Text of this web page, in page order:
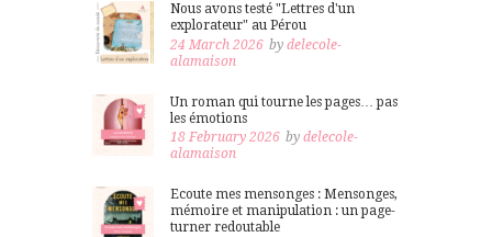
Nous avons testé "Lettres d'un
explorateur" au Pérou
24 March 2026 bydelecole-
alamaison
Un roman qui tourne les pages… pas
les émotions
18 February 2026 bydelecole-
alamaison
Ecoute mes mensonges : Mensonges,
mémoire et manipulation : un page-
turner redoutable